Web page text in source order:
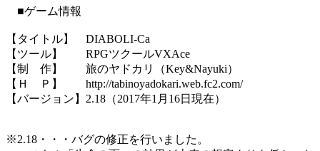
■ゲーム情報
【タイトル】 DIABOLI-Ca
【ツール】 RPGツクールVXAce
【制 作】 旅のヤドカリ（Key&Nayuki）
【Ｈ Ｐ】 http://tabinoyadokari.web.fc2.com/
【バージョン】2.18（2017年1月16日現在）
※2.18・・・バグの修正を行いました。